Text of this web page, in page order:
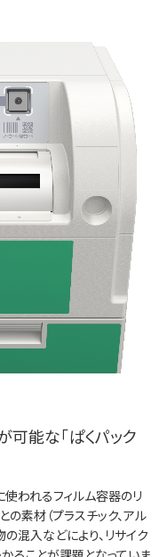
能な「ぱくパック
われるフィルム容器のリ
の素材（プラスチック、アル
混入などにより、リサイク